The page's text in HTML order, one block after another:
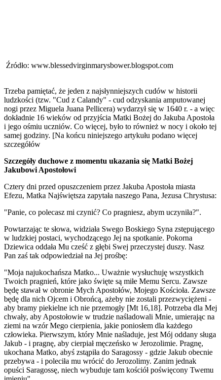
Źródło: www.blessedvirginmarysbower.blogspot.com
Trzeba pamiętać, że jeden z najsłynniejszych cudów w historii
ludzkości (tzw. "Cud z Calandy" - cud odzyskania amputowanej
nogi przez Miguela Juana Pellicera) wydarzył się w 1640 r. - a więc
dokładnie 16 wieków od przyjścia Matki Bożej do Jakuba Apostoła
i jego ośmiu uczniów. Co więcej, było to również w nocy i około tej
samej godziny. [Na końcu niniejszego artykułu podano więcej
szczegółów
Szczegóły duchowe z momentu ukazania się Matki Bożej
Jakubowi Apostołowi
Cztery dni przed opuszczeniem przez Jakuba Apostoła miasta
Efezu, Matka Najświętsza zapytała naszego Pana, Jezusa Chrystusa:
"Panie, co polecasz mi czynić? Co pragniesz, abym uczyniła?".
Powtarzając te słowa, widziała Swego Boskiego Syna zstępującego
w ludzkiej postaci, wychodzącego Jej na spotkanie. Pokorna
Dziewica oddała Mu cześć z głębi Swej przeczystej duszy. Nasz
Pan zaś tak odpowiedział na Jej prośbę:
"Moja najukochańsza Matko... Uważnie wysłuchuję wszystkich
Twoich pragnień, które jako święte są miłe Memu Sercu. Zawsze
będę stawał w obronie Mych Apostołów, Mojego Kościoła. Zawsze
będę dla nich Ojcem i Obrońcą, ażeby nie zostali przezwyciężeni -
aby bramy piekielne ich nie przemogły [Mt 16,18]. Potrzeba dla Mej
chwały, aby Apostołowie w trudzie naśladowali Mnie, umierając na
ziemi na wzór Mego cierpienia, jakie poniosłem dla każdego
człowieka. Pierwszym, który Mnie naśladuje, jest Mój oddany sługa
Jakub - i pragnę, aby cierpiał męczeńsko w Jerozolimie. Pragnę,
ukochana Matko, abyś zstąpiła do Saragossy - gdzie Jakub obecnie
przebywa - i poleciła mu wrócić do Jerozolimy. Zanim jednak
opuści Saragossę, niech wybuduje tam kościół poświęcony Twemu